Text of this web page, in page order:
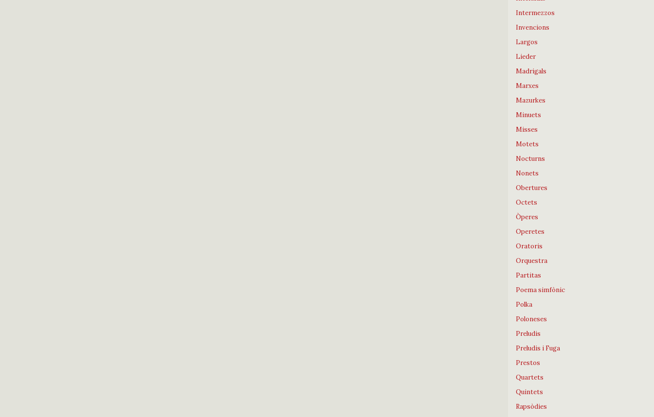
Intermezzos
Invencions
Largos
Lieder
Madrigals
Marxes
Mazurkes
Minuets
Misses
Motets
Nocturns
Nonets
Obertures
Octets
Òperes
Operetes
Oratoris
Orquestra
Partitas
Poema simfònic
Polka
Poloneses
Preludis
Preludis i Fuga
Prestos
Quartets
Quintets
Rapsòdies